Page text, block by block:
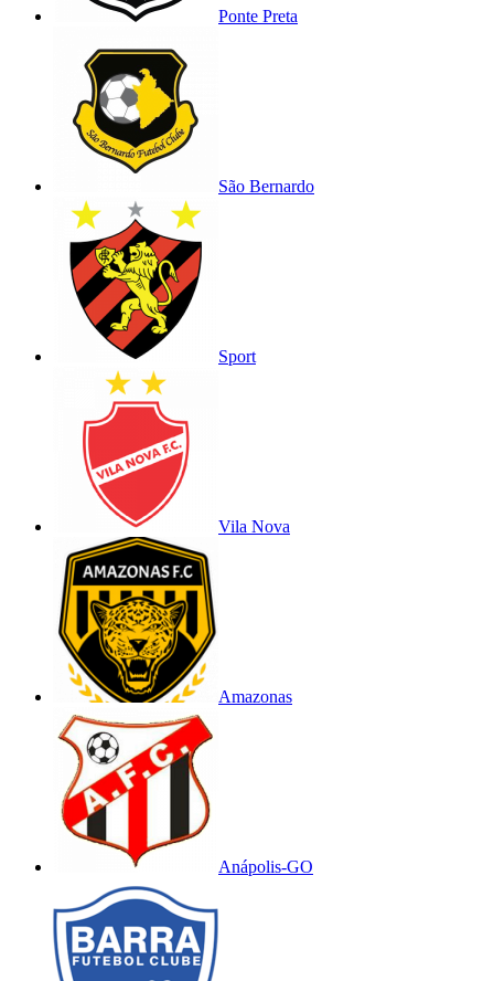
Ponte Preta
São Bernardo
Sport
Vila Nova
Amazonas
Anápolis-GO